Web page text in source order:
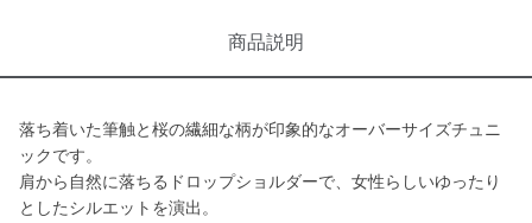
商品説明
落ち着いた筆触と桜の繊細な柄が印象的なオーバーサイズチュニ
ックです。
肩から自然に落ちるドロップショルダーで、女性らしいゆったり
としたシルエットを演出。